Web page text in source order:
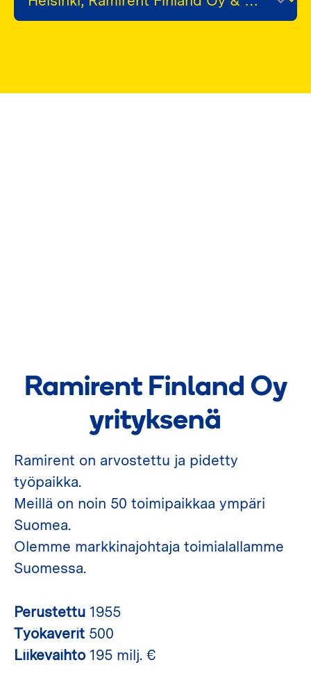
Ramirent Finland Oy
yrityksenä
Ramirent on arvostettu ja pidetty
työpaikka.
Meillä on noin 50 toimipaikkaa ympäri
Suomea.
Olemme markkinajohtaja toimialallamme
Suomessa.
Perustettu 1955
Työkaverit 500
Liikevaihto 195 milj. €